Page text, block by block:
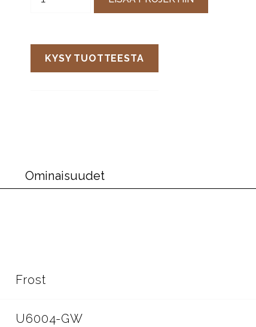
KYSY TUOTTEESTA
Ominaisuudet
Frost
U6004-GW